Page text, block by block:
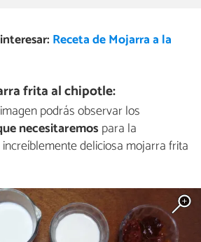
Receta de Mojarra a la
frita al chipotle:
podrás observar los
necesitaremos para la
deliciosa mojarra frita